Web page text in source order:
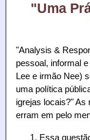
"Uma
"Analysis &
pessoal, informal
Lee e irmão Nee)
uma política
igrejas locais?"
erram em pelo
Essa